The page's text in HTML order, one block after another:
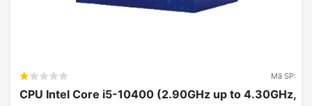
Mã SP:
CPU Intel Core i5-10400 (2.90GHz up to 4.30GHz,